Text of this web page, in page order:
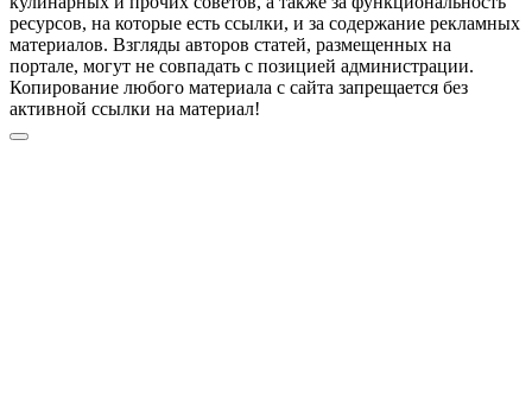
ресурсов, на которые есть ссылки, и за содержание рекламных
материалов. Взгляды авторов статей, размещенных на
портале, могут не совпадать с позицией администрации.
Копирование любого материала с сайта запрещается без
активной ссылки на материал!